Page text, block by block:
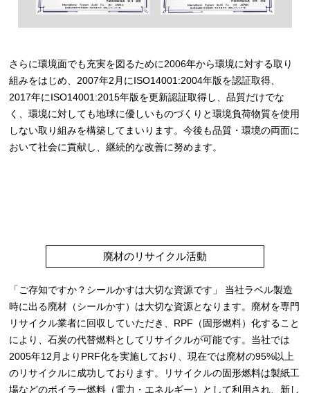
さらに環境面でも充実を図るために2006年から環境に対する取り
組みをはじめ、2007年2月にISO14001:2004年版を認証取得、
2017年にISO14001:2015年版を更新認証取得し、品質だけでな
く、環境に対しても地球に優しいものづくりと環境負荷物質を使用
しない取り組みを構築してまいります。今後も品質・環境の両面に
おいて社会に貢献し、継続的な改善に努めます。
廃材のリサイクル活動
「ご存知ですか？シールかすは大切な資源です」 当社ラベル製造
時に出る廃材（シールかす）は大切な資源となります。廃材を専門
リサイクル業者に回収していただき、RPF（固形燃料）化すること
により、石炭の代替燃料としてリサイクルが可能です。当社では
2005年12月よりPRF化を実施しており、現在では廃材の95%以上
のリサイクルに成功しております。リサイクルの固形燃料は製紙工
場などのボイラー燃料（電力・エネルギー）として利用され、新し